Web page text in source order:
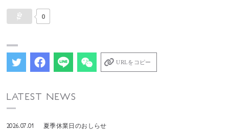
0
URLをコピー
LATEST NEWS
2026.07.01 夏季休業日のおしらせ